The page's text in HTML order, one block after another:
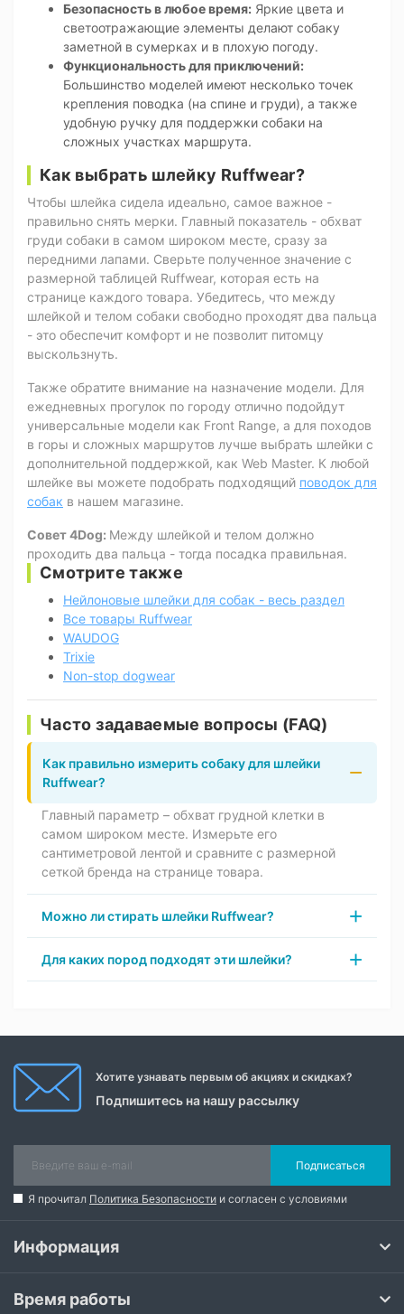
Безопасность в любое время: Яркие цвета и
светоотражающие элементы делают собаку
заметной в сумерках и в плохую погоду.
Функциональность для приключений:
Большинство моделей имеют несколько точек
крепления поводка (на спине и груди), а также
удобную ручку для поддержки собаки на
сложных участках маршрута.
Как выбрать шлейку Ruffwear?
Чтобы шлейка сидела идеально, самое важное -
правильно снять мерки. Главный показатель - обхват
груди собаки в самом широком месте, сразу за
передними лапами. Сверьте полученное значение с
размерной таблицей Ruffwear, которая есть на
странице каждого товара. Убедитесь, что между
шлейкой и телом собаки свободно проходят два пальца
- это обеспечит комфорт и не позволит питомцу
выскользнуть.
Также обратите внимание на назначение модели. Для
ежедневных прогулок по городу отлично подойдут
универсальные модели как Front Range, а для походов
в горы и сложных маршрутов лучше выбрать шлейки с
дополнительной поддержкой, как Web Master. К любой
шлейке вы можете подобрать подходящий поводок для
собак в нашем магазине.
Совет 4Dog: Между шлейкой и телом должно
проходить два пальца - тогда посадка правильная.
Смотрите также
Нейлоновые шлейки для собак - весь раздел
Все товары Ruffwear
WAUDOG
Trixie
Non-stop dogwear
Часто задаваемые вопросы (FAQ)
Как правильно измерить собаку для шлейки
Ruffwear?
Главный параметр – обхват грудной клетки в
самом широком месте. Измерьте его
сантиметровой лентой и сравните с размерной
сеткой бренда на странице товара.
Можно ли стирать шлейки Ruffwear?
Для каких пород подходят эти шлейки?
Хотите узнавать первым об акциях и скидках?
Подпишитесь на нашу рассылку
Подписаться
Я прочитал Политика Безопасности и согласен с условиями
Информация
Время работы